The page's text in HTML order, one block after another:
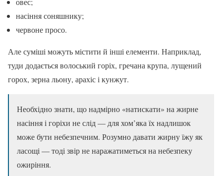
насіння соняшнику;
червоне просо.
Але суміші можуть містити й інші елементи. Наприклад,
туди додається волоський горіх, гречана крупа, лущений
горох, зерна льону, арахіс і кунжут.
Необхідно знати, що надмірно «натискати» на жирне
насіння і горіхи не слід — для хом’яка їх надлишок
може бути небезпечним. Розумно давати жирну їжу як
ласощі — тоді звір не наражатиметься на небезпеку
ожиріння.